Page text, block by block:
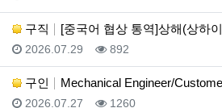
구직 [중국어 협상 통역]상해(상하이)·
등록일
2026.07.29 조회
892
구인 Mechanical Engineer/
등록일
2026.07.27 조회
1260